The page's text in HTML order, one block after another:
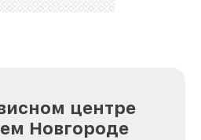
центре
Новгороде